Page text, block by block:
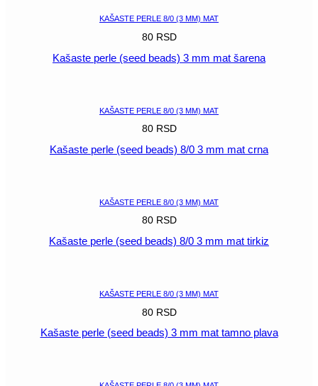
KAŠASTE PERLE 8/0 (3 MM) MAT
80 RSD
Kašaste perle (seed beads) 3 mm mat šarena
KAŠASTE PERLE 8/0 (3 MM) MAT
80 RSD
Kašaste perle (seed beads) 8/0 3 mm mat crna
KAŠASTE PERLE 8/0 (3 MM) MAT
80 RSD
Kašaste perle (seed beads) 8/0 3 mm mat tirkiz
KAŠASTE PERLE 8/0 (3 MM) MAT
80 RSD
Kašaste perle (seed beads) 3 mm mat tamno plava